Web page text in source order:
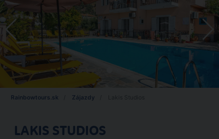
Rainbowtours.sk Zájazdy
LAKIS STUDIOS